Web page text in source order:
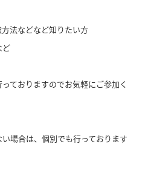
法などなど知りたい方
ておりますのでお気軽にご参加く
場合は、個別でも行っております